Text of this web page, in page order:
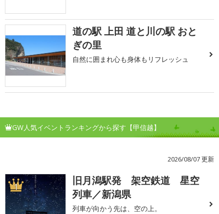
道の駅 上田 道と川の駅 おと
ぎの里
自然に囲まれ心も身体もリフレッシュ
GW人気イベントランキングから探す【甲信越】
2026/08/07 更新
1
旧月潟駅発 架空鉄道 星空
列車／新潟県
列車が向かう先は、空の上。